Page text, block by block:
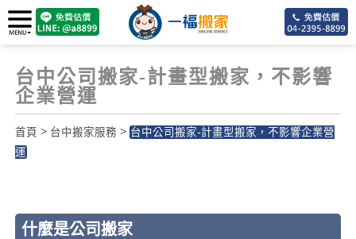
台中公司搬家-計畫型搬家，不影響
企業營運
首頁 > 台中搬家服務 > 台中公司搬家-計畫型搬家，不影響企業營
運
什麼是公司搬家